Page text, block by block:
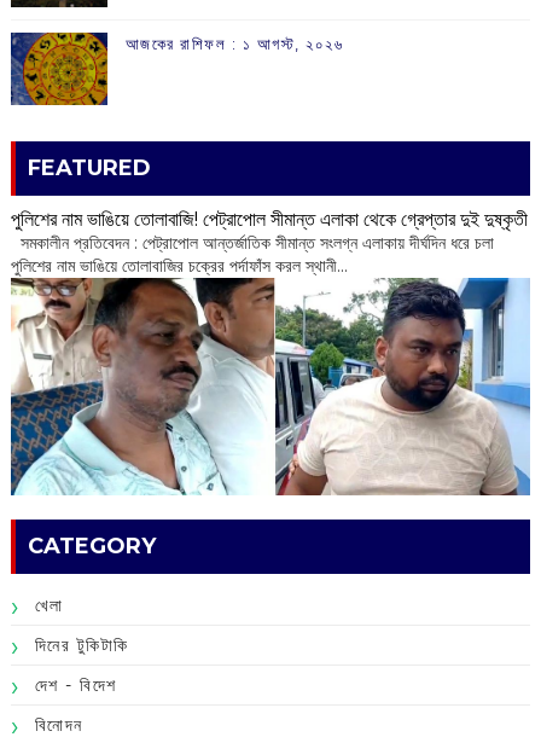
আজকের রাশিফল :‌ ‌‌১ আগস্ট, ২০২৬
FEATURED
পুলিশের নাম ভাঙিয়ে তোলাবাজি! পেট্রাপোল সীমান্ত এলাকা থেকে গ্রেপ্তার দুই দুষ্কৃতী
সমকালীন প্রতিবেদন : পেট্রাপোল আন্তর্জাতিক সীমান্ত সংলগ্ন এলাকায় দীর্ঘদিন ধরে চলা
পুলিশের নাম ভাঙিয়ে তোলাবাজির চক্রের পর্দাফাঁস করল স্থানী...
CATEGORY
খেলা
দিনের টুকিটাকি
দেশ - বিদেশ
বিনোদন